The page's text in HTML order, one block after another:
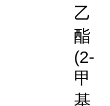
乙
酯
(2-
甲
基